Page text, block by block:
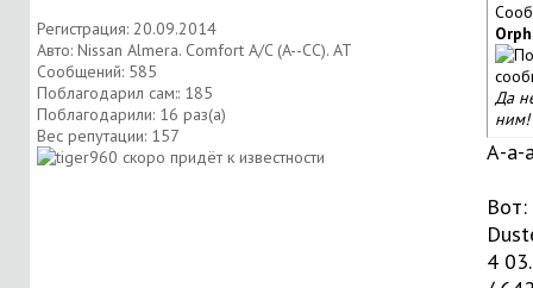
Регистрация: 20.09.2014
Авто: Nissan Almera. Comfort A/C (A--CC). AT
Сообщений: 585
Поблагодарил сам:: 185
Поблагодарили: 16 раз(а)
Вес репутации: 157
Да
ним!
А-а-
Вот:
4